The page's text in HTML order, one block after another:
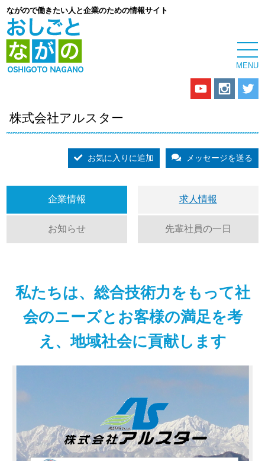
ながので働きたい人と企業のための情報サイト
株式会社アルスター
お気に入りに追加 メッセージを送る
企業情報 求人情報
お知らせ 先輩社員の一日
私たちは、総合技術力をもって社
会のニーズとお客様の満足を考
え、地域社会に貢献します